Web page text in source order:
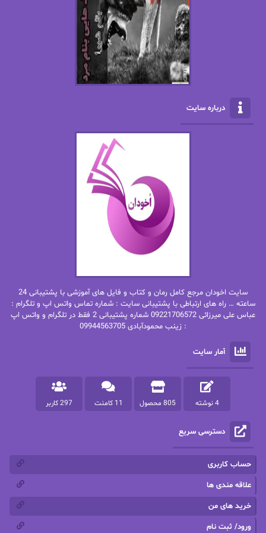
الف صاد
الکساندر دوما
الناز پاکپور‌
الناز محمدی
امیر فرهی
باران
بهار سلطانی
بهاره شیرازی
بهاره.م
بیتا فرخی
پاتریشیا ویلسون پرتو فرهمند
پرستو اسحقی
پرستو مهاجر
پرهام رسولی
پروانه قدیمی پروانه محمدی
پریسا شکور(طوفان خاموش)
پنلوپه وارد
تاران
درباره سایت
سایت اخودان مرجع کامل رمان و کتاب و فایل های آموزشی با پشتیبانی 24
ساعته … راه های ارتباطی با پشتیبانی سایت : شماره تماس واتس اپ و تلگرام :
عباس علی میرزائی 09221706572 شماره پشتیبانی 2 فقط در تلگرام و واتس اپ
: زینب محمودآبادی 09944563705
آمار سایت
4 نوشته 805 محصول 11 کامنت 297 کاربر
دسترسی سریع
حساب کاربری
علاقه مندی ها
خرید های من
ورود/ ثبت نام